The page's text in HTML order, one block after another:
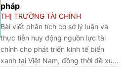
pháp
THỊ TRƯỜNG TÀI CHÍNH
Bài viết phân tích cơ sở lý luận và
thực tiễn huy động nguồn lực tài
chính cho phát triển kinh tế biển
xanh tại Việt Nam, đồng thời đề xuất